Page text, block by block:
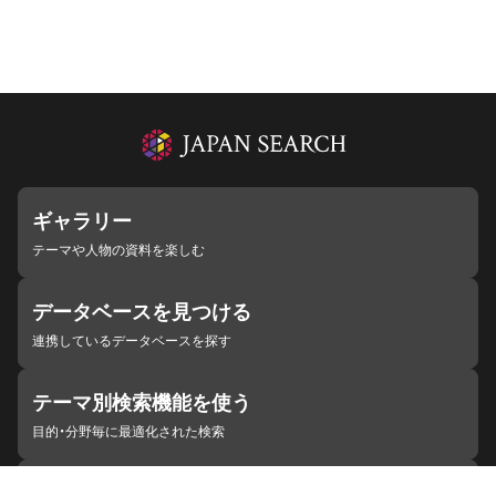
ギャラリー
テーマや人物の資料を楽しむ
データベースを見つける
連携しているデータベースを探す
テーマ別検索機能を使う
目的・分野毎に最適化された検索